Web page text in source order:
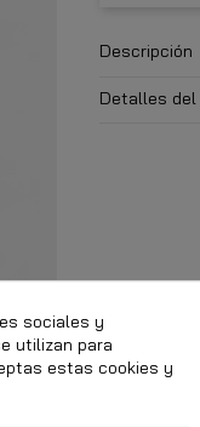
Descripción
Detalles
sociales y
utilizan para
estas cookies y